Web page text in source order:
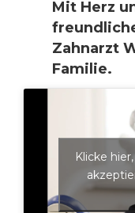
Mit Herz
Zahnarzt
Familie.
Klicke